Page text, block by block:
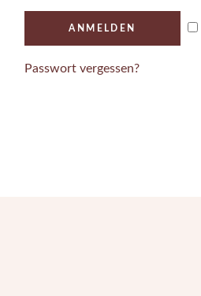
ANMELDEN
Passwort vergessen?